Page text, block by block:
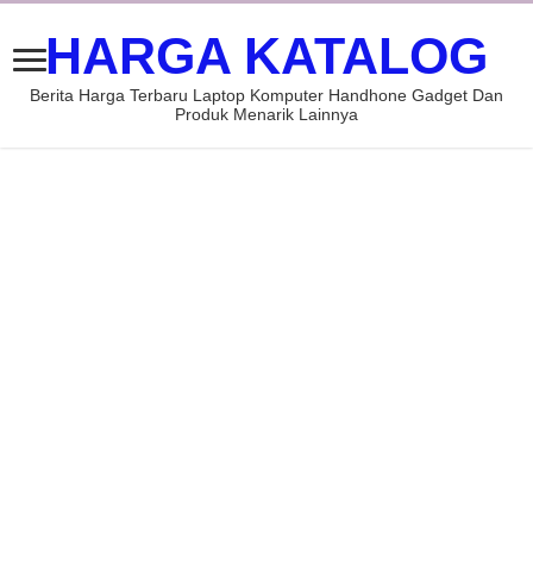
HARGA KATALOG
Berita Harga Terbaru Laptop Komputer Handhone Gadget Dan
Produk Menarik Lainnya